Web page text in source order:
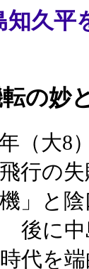
知久平
の妙
（大8
行の
」と
後に中
代を